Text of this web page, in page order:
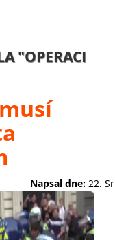
"OPERACI
Napsal dne: 22.